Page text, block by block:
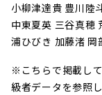
小柳津達貴 豊川陸
中東夏英 三谷真穂
浦ひびき 加藤渚 岡
※こちらで掲載し
級者データを参照し